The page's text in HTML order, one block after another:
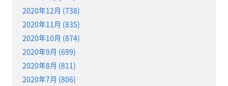
2020年12月 (738)
2020年11月 (835)
2020年10月 (874)
2020年9月 (699)
2020年8月 (811)
2020年7月 (806)